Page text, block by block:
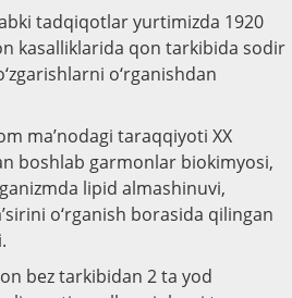
tadqiqotlar yurtimizda 1920
kasalliklarida qon tarkibida sodir
o‘rganishdan
ma’nodagi taraqqiyoti XX
boshlab garmonlar biokimyosi,
lipid almashinuvi,
o‘rganish borasida qilingan
bez tarkibidan 2 ta yod